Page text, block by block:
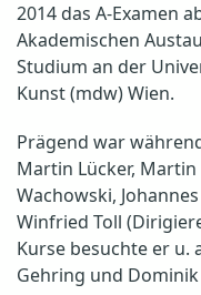
2014 das A-Examen
Akademischen
Studium an der
Kunst (mdw) Wien.
Prägend war
Martin Lücker,
Wachowski,
Winfried Toll
Kurse besuchte er u.
Gehring und Dominik